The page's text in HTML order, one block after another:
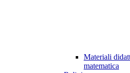
Materiali
matematica